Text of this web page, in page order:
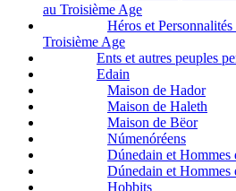
au Troisième Age
Héros et
Troisième Age
Ents et autres peuples
Edain
Maison de Hador
Maison de Haleth
Maison de Bëor
Númenóréens
Dúnedain et Hommes
Dúnedain et Hommes
Hobbits